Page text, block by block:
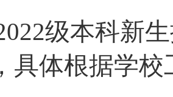
级本科新
具体根据学